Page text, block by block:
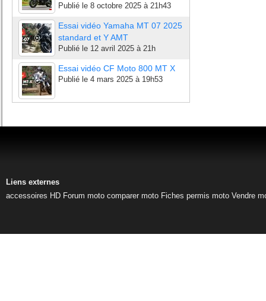
Publié le 8 octobre 2025 à 21h43
Essai vidéo Yamaha MT 07 2025
standard et Y AMT
Publié le 12 avril 2025 à 21h
Essai vidéo CF Moto 800 MT X
Publié le 4 mars 2025 à 19h53
Liens externes
accessoires HD Forum moto comparer moto Fiches permis moto Vendre